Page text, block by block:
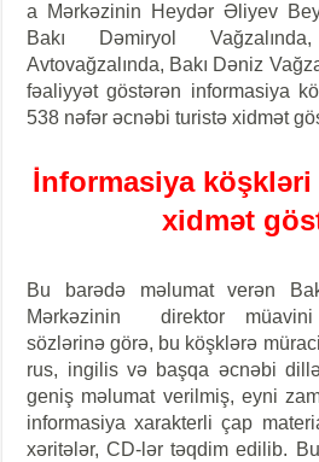
a Mərkəzinin Heydər Əliyev
Bakı Dəmiryol
Avtovağzalında, Bakı Dəniz
fəaliyyət göstərən informasiya
538 nəfər əcnəbi turistə xidmət
İnformasiya
xidmət
Bu barədə məlumat verən
Mərkəzinin direktor müavini
sözlərinə görə, bu köşklərə
rus, ingilis və başqa əcnəbi
geniş məlumat verilmiş, eyni
informasiya xarakterli çap
xəritələr, CD-lər təqdim edilib.